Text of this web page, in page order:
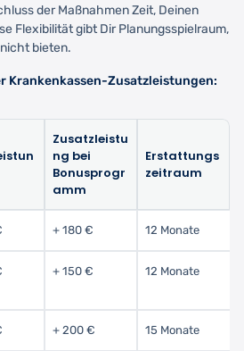
der Maßnahmen Zeit, Deinen
Flexibilität gibt Dir Planungsspielraum,
bieten.
Krankenkassen-Zusatzleistungen:
Zusatzleistu
ng bei
Bonusprogr
amm
Erstattungs
zeitraum
+ 180 € 12 Monate
+ 150 € 12 Monate
+ 200 € 15 Monate